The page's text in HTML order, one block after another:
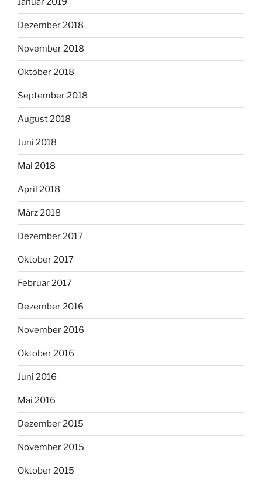
Dezember 2018
November 2018
Oktober 2018
September 2018
August 2018
Juni 2018
Mai 2018
April 2018
März 2018
Dezember 2017
Oktober 2017
Februar 2017
Dezember 2016
November 2016
Oktober 2016
Juni 2016
Mai 2016
Dezember 2015
November 2015
Oktober 2015